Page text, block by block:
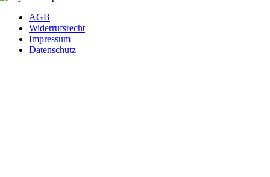
AGB
Widerrufsrecht
Impressum
Datenschutz